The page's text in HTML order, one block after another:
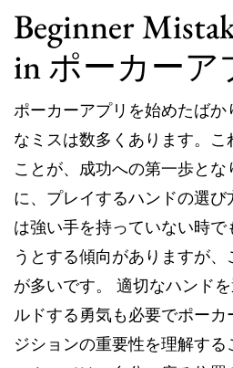
Beginner
in ポーカーア
ポーカーアプリを始めたば
なミスは数多くあります。
ことが、成功への第一歩と
に、プレイするハンドの選
は強い手を持っていない時で
うとする傾向がありますが
が多いです。 適切なハンド
ルドする勇気も必要でポー
ジションの重要性を理解す